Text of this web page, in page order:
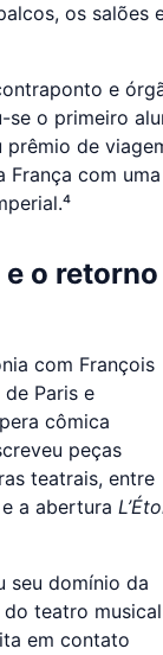
os salões
e
se o primeiro
de
França com uma
o retorno
com François
Paris e
cômica
peças
teatrais, entre
e a abertura
seu domínio da
teatro
em contato